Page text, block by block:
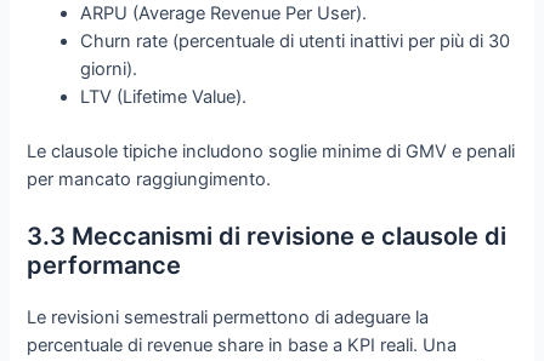
ARPU (Average Revenue Per User).
Churn rate (percentuale di utenti inattivi per più di 30
giorni).
LTV (Lifetime Value).
Le clausole tipiche includono soglie minime di GMV e penali
per mancato raggiungimento.
3.3 Meccanismi di revisione e clausole di
performance
Le revisioni semestrali permettono di adeguare la
percentuale di revenue share in base a KPI reali. Una